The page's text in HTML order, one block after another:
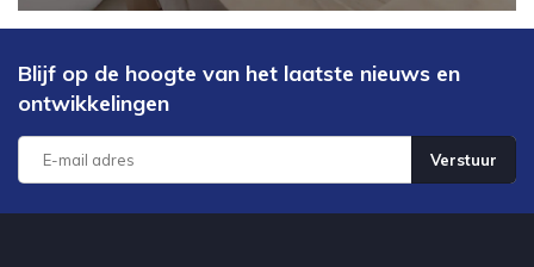
Blijf op de hoogte van het laatste nieuws en
ontwikkelingen
Verstuur